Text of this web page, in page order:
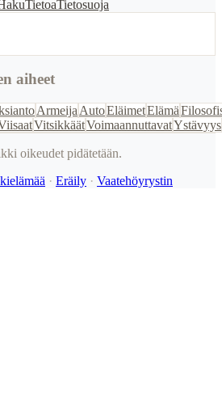
TietoaTietosuoja
aiheet
Armeija AutoEläimetElämä
VitsikkäätVoimaannuttavatYstävyys
oikeudet pidätetään.
· Eräily · Vaatehöyrystin